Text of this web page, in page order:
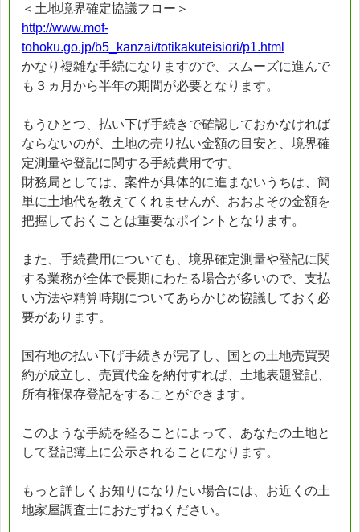
＜土地境界確定協議フロー＞
http://www.mof-
tohoku.go.jp/b5_kanzai/totikakuteisiori/p1.html
かなり複雑な手続になりますので、スムーズに進んで
も３ヵ月から半年の期間が必要となります。
もうひとつ、払い下げ手続きで確認しておかなければ
ならないのが、土地の売り払い金額の目安と、境界確
定測量や登記に関する手続費用です。
財務局としては、案件が具体的に進まないうちは、簡
単に土地代を教えてくれませんが、おおよその金額を
把握しておくことは重要なポイントとなります。
また、手続費用についても、境界確定測量や登記に関
する業務が全体で長期にわたる場合が多いので、支払
い方法や精算時期についてあらかじめ協議しておく必
要があります。
国有地の払い下げ手続きが完了し、国との土地売買契
約が成立し、売買代金を納付すれば、土地表題登記、
所有権保存登記をすることができます。
このような手続を経ることによって、あなたの土地と
して登記簿上に公示されることになります。
もっと詳しくお知りになりたい場合には、お近くの土
地家屋調査士におたずねください。